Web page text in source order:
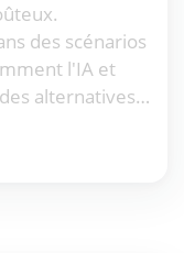
des scénarios
l'IA et
alternatives